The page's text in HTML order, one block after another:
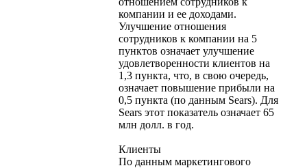
компании и ее доходами.
Улучшение отношения
сотрудников к компании на 5
пунктов означает улучшение
удовлетворенности клиентов на
1,3 пункта, что, в свою очередь,
означает повышение прибыли на
0,5 пункта (по данным Sears). Для
Sears этот показатель означает 65
млн долл. в год.
Клиенты
По данным маркетингового